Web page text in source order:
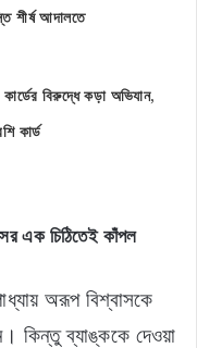
শীর্ষ আদালতে
বিরুদ্ধে কড়া অভিযান,
কার্ড
এক চিঠিতেই কাঁপল
অরূপ বিশ্বাসকে
কিন্তু ব্যাঙ্ককে দেওয়া